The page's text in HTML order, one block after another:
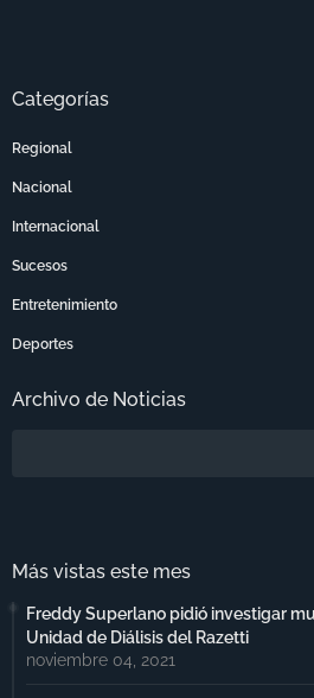
Categorías
Regional
Nacional
Internacional
Sucesos
Entretenimiento
Deportes
Archivo de Noticias
Más vistas este mes
Freddy Superlano pidió investigar
Unidad de Diálisis del Razetti
noviembre 04, 2021